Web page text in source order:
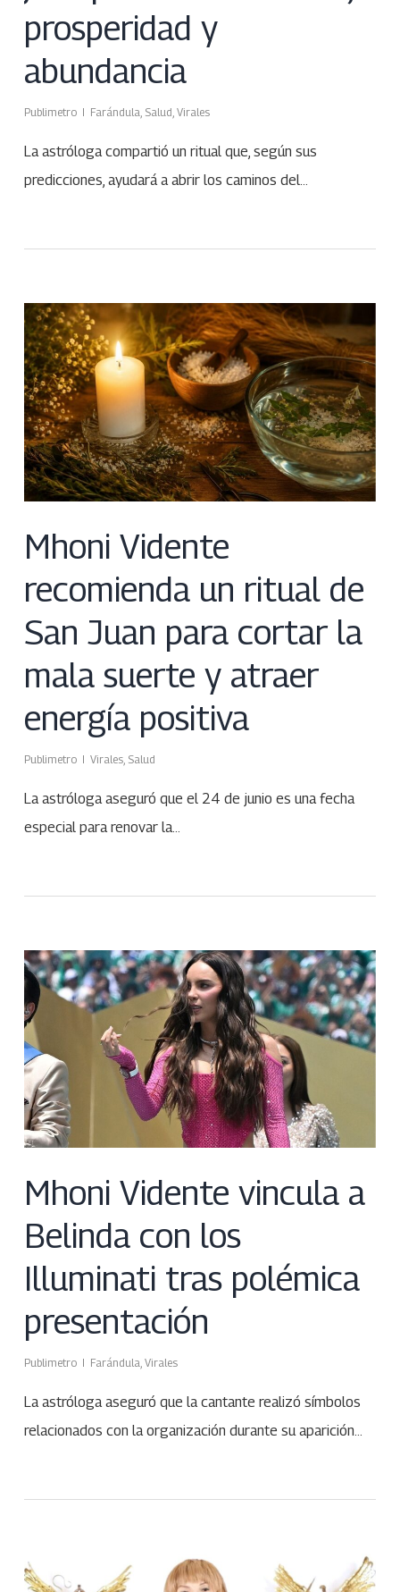
prosperidad y
abundancia
Publimetro Farándula Salud Virales
La astróloga compartió un ritual que, según sus
predicciones, ayudará a abrir los caminos del…
Mhoni Vidente
recomienda un ritual de
San Juan para cortar la
mala suerte y atraer
energía positiva
Publimetro Virales, Salud
La astróloga aseguró que el 24 de junio es una fecha
especial para renovar la…
Mhoni Vidente vincula a
Belinda con los
Illuminati tras polémica
presentación
Publimetro Farándula, Virales
La astróloga aseguró que la cantante realizó símbolos
relacionados con la organización durante su aparición…